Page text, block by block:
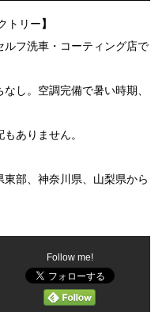
トリー】
フ洗車・コーティング店で
し。空調完備で暑い時期、
ありません。
部、神奈川県、山梨県から
Follow me!